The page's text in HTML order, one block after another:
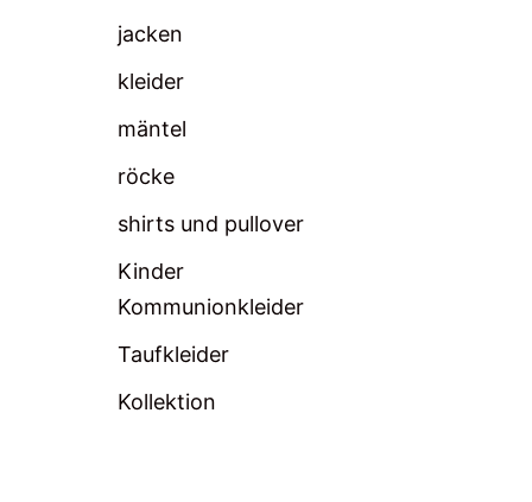
jacken
kleider
mäntel
röcke
shirts und pullover
Kinder
Kommunionkleider
Taufkleider
Kollektion